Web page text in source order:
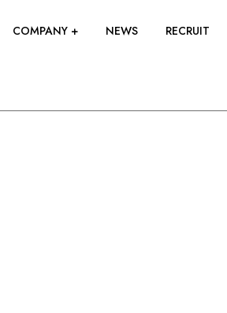
COMPANY + NEWS RECRUIT